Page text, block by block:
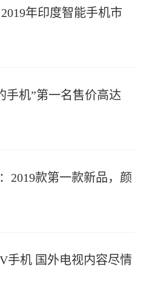
年印度智能手机市
手机”第一名售价高达
2019款第一款新品，颜
手机 国外电视内容尽情